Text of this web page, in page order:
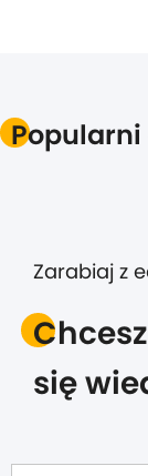
Zarabiaj z
się